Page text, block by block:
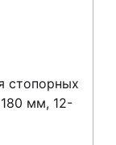
стопорных
мм, 12-